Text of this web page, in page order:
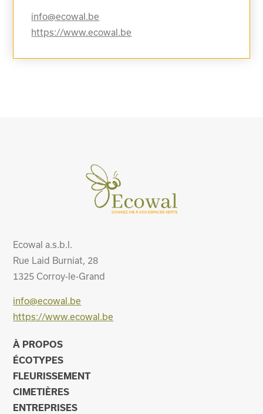
info@ecowal.be
https://www.ecowal.be
Ecowal a.s.b.l.
Rue Laid Burniat, 28
1325 Corroy-le-Grand
info@ecowal.be
https://www.ecowal.be
À PROPOS
ÉCOTYPES
FLEURISSEMENT
CIMETIÈRES
ENTREPRISES